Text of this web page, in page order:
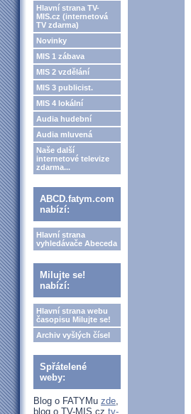
Hlavní strana TV-
MIS.cz (internetová
TV zdarma)
Novinky
MIS 1 zábava
MIS 2 vzdělání
MIS 3 publicist.
MIS 4 lokální
Audia hudební
Audia mluvená
Naše další
internetové televize
zdarma...
ABCD.fatym.com
nabízí:
Hlavní strana
vyhledávače Abeceda
Milujte se!
nabízí:
Hlavní strana webu
časopisu Milujte se!
Archiv vyšlých čísel
Spřátelené
weby:
Blog o FATYMu zde,
blog o TV-MIS.cz tv-